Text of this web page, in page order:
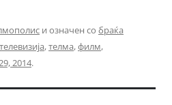
и означен со браќа
телевизија,телма,филм,
2014.